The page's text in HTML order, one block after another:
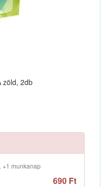
zöld, 2db
+1 munkanap
690 Ft